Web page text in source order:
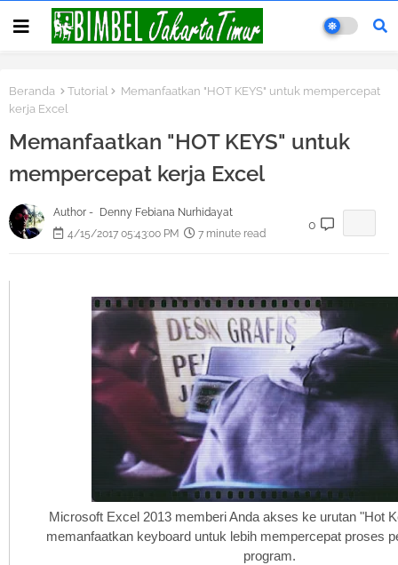
Beranda Tutorial
Memanfaatkan "HOT KEYS" untuk mempercepat
kerja Excel
Memanfaatkan "HOT KEYS" untuk
mempercepat kerja Excel
Author -
Denny Febiana Nurhidayat
4/15/2017 05:43:00 PM
7 minute read
0
Microsoft Excel 2013 memberi Anda akses ke urutan "Hot
memanfaatkan keyboard untuk lebih mempercepat proses
program.